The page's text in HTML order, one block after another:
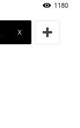
1180
X